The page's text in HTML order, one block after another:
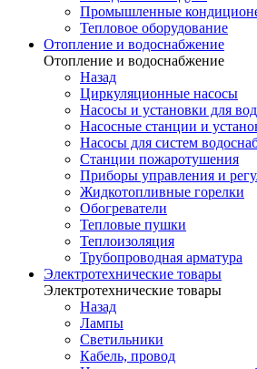
Промышленные
Тепловое оборудование
Отопление и водоснабжение
Отопление и водоснабжение
Назад
Циркуляционные насосы
Насосы и установки для
Насосные станции и
Насосы для систем
Станции пожаротушения
Приборы управления и
Жидкотопливные горелки
Обогреватели
Тепловые пушки
Теплоизоляция
Трубопроводная арматура
Электротехнические товары
Электротехнические товары
Назад
Лампы
Светильники
Кабель, провод